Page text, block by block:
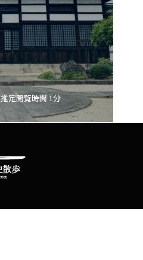
推定閲覧時間 1分